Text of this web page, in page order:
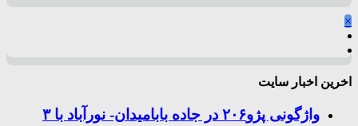
×
اخرین اخبار سایت
واژگونی پژو۲۰۶ در جاده بابامیدان- نورآباد با ۳